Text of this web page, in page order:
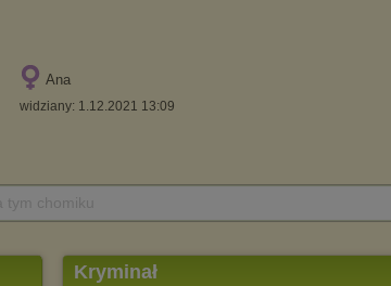
Ana
widziany: 1.12.2021 13:09
Kryminał